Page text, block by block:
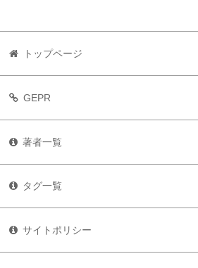
トップページ
GEPR
著者一覧
タグ一覧
サイトポリシー